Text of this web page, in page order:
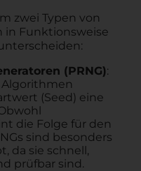
zwei Typen von
in Funktionsweise
(PRNG):
(Seed) eine
die Folge für den
sind besonders
da sie schnell,
prüfbar sind.